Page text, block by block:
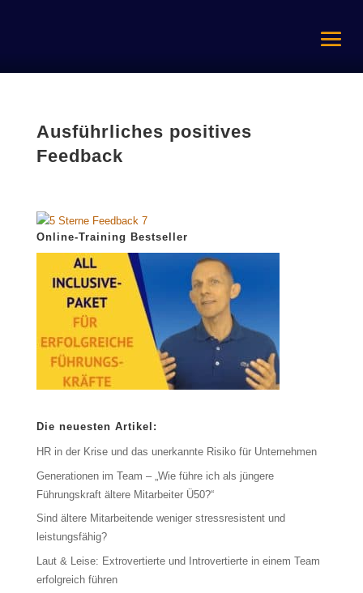
Ausführliches positives
Feedback
Online-Training Bestseller
Die neuesten Artikel:
HR in der Krise und das unerkannte Risiko für Unternehmen
Generationen im Team – „Wie führe ich als jüngere
Führungskraft ältere Mitarbeiter Ü50?“
Sind ältere Mitarbeitende weniger stressresistent und
leistungsfähig?
Laut & Leise: Extrovertierte und Introvertierte in einem Team
erfolgreich führen